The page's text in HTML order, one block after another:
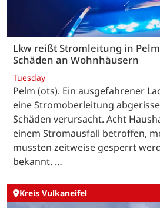
Lkw reißt Stromleitung in
Schäden an Wohnhäusern
Tuesday
Pelm (ots). Ein ausgefahrener
eine Stromoberleitung
Schäden verursacht. Acht
einem Stromausfall betroffen,
mussten zeitweise gesperrt
bekannt. …
Kreis Vulkaneifel